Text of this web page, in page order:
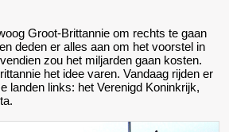
Groot-Brittannie om rechts te gaan
deden er alles aan om het voorstel in
zou het miljarden gaan kosten.
het idee varen. Vandaag rijden er
landen links: het Verenigd Koninkrijk,